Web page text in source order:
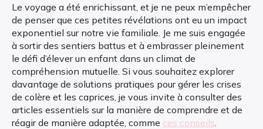
Le voyage a été enrichissant, et je ne peux m’empêcher
de penser que ces petites révélations ont eu un impact
exponentiel sur notre vie familiale. Je me suis engagée
à sortir des sentiers battus et à embrasser pleinement
le défi d’élever un enfant dans un climat de
compréhension mutuelle. Si vous souhaitez explorer
davantage de solutions pratiques pour gérer les crises
de colère et les caprices, je vous invite à consulter des
articles essentiels sur la manière de comprendre et de
réagir de manière adaptée, comme ces conseils